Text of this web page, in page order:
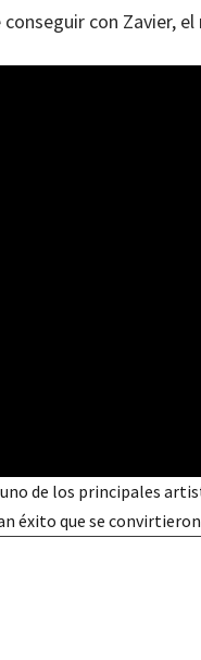
con Zavier, el
de los principales
éxito que se